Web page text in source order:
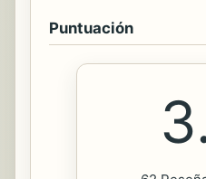
Puntuación